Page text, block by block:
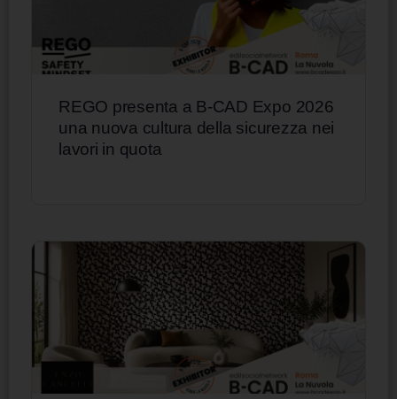
REGO presenta a B-CAD Expo 2026
una nuova cultura della sicurezza nei
lavori in quota